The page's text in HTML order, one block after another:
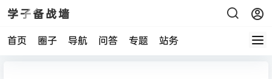
学子备战墙
首页 圈子 导航 问答 专题 站务